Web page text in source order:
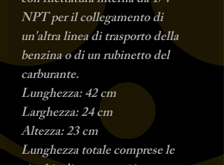
NPT per il collegamento di
un'altra linea di trasporto della
benzina o di un rubinetto del
carburante.
Lunghezza: 42 cm
Larghezza: 24 cm
Altezza: 23 cm
Lunghezza totale comprese le